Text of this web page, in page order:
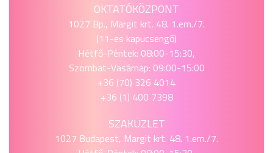
OKTATÓKÖZPONT
1027 Bp., Margit krt. 48. 1.em./7.
(11-es kapucsengő)
Hétfő-Péntek: 08:00-15:30,
Szombat-Vasárnap: 09:00-15:00
+36 (70) 326 4014
+36 (1) 400 7398
SZAKÜZLET
1027 Budapest, Margit krt. 48. 1.em./7.